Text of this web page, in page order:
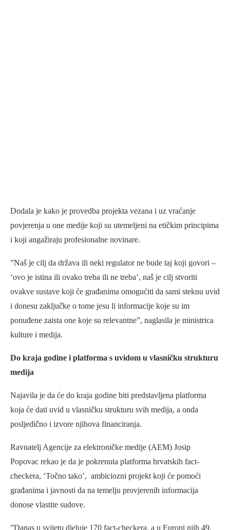
Dodala je kako je provedba projekta vezana i uz vraćanje
povjerenja u one medije koji su utemeljeni na etičkim principima
i koji angažiraju profesionalne novinare.
”Naš je cilj da država ili neki regulator ne bude taj koji govori –
‘ovo je istina ili ovako treba ili ne treba’, naš je cilj stvoriti
ovakve sustave koji će građanima omogućiti da sami steknu uvid
i donesu zaključke o tome jesu li informacije koje su im
ponuđene zaista one koje su relevantne”, naglasila je ministrica
kulture i medija.
Do kraja godine i platforma s uvidom u vlasničku strukturu
medija
Najavila je da će do kraja godine biti predstavljena platforma
koja će dati uvid u vlasničku strukturu svih medija, a onda
posljedično i izvore njihova financiranja.
Ravnatelj Agencije za elektroničke medije (AEM) Josip
Popovac rekao je da je pokrenuta platforma hrvatskih fact-
checkera, ‘Točno tako’, ambiciozni projekt koji će pomoći
građanima i javnosti da na temelju provjerenih informacija
donose vlastite sudove.
”Danas u svijetu djeluje 170 fact-checkera, a u Europi njih 49.